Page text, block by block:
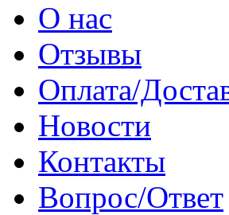
О нас
Отзывы
Оплата/
Новости
Контакты
Вопрос/Ответ